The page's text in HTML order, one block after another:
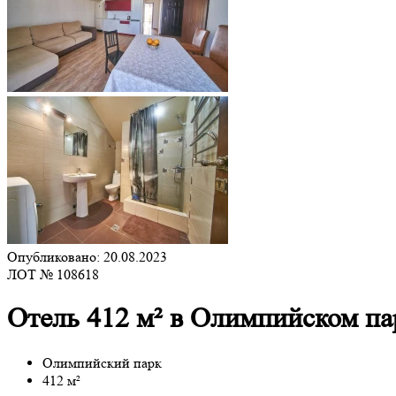
Опубликовано: 20.08.2023
ЛОТ № 108618
Отель 412 м² в Олимпийском
Олимпийский парк
412 м²